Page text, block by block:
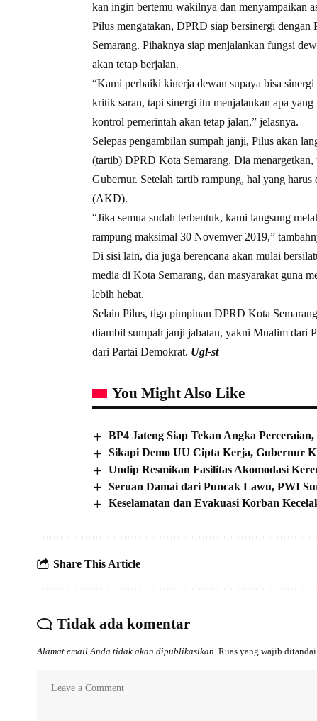
kan ingin bertemu wakilnya dan menyampaikan
Pilus mengatakan, DPRD siap bersinergi
Semarang. Pihaknya siap menjalankan fungsi
akan tetap berjalan.
“Kami perbaiki kinerja dewan supaya bisa
kritik saran, tapi sinergi itu menjalankan apa
kontrol pemerintah akan tetap jalan,” jelasnya.
Selepas pengambilan sumpah janji, Pilus akan
(tartib) DPRD Kota Semarang. Dia
Gubernur. Setelah tartib rampung, hal yang
(AKD).
“Jika semua sudah terbentuk, kami langsung
rampung maksimal 30 Novemver 2019,”
Di sisi lain, dia juga berencana akan mulai
media di Kota Semarang, dan masyarakat guna
lebih hebat.
Selain Pilus, tiga pimpinan DPRD Kota
diambil sumpah janji jabatan, yakni Mualim dari
dari Partai Demokrat. Ugl-st
You Might Also Like
BP4 Jateng Siap Tekan Angka
Sikapi Demo UU Cipta Kerja, Gubernur
Undip Resmikan Fasilitas Akomodasi
Seruan Damai dari Puncak Lawu, PWI
Keselamatan dan Evakuasi Korban
Share This Article
Tidak ada komentar
Alamat email Anda tidak akan dipublikasikan. Ruas yang wajib ditandai